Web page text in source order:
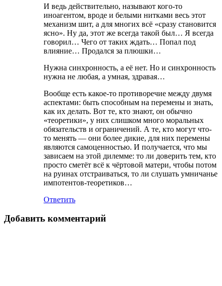
И ведь действительно, называют кого-то
иноагентом, вроде и белыми нитками весь этот
механизм шит, а для многих всё «сразу становится
ясно». Ну да, этот же всегда такой был… Я всегда
говорил… Чего от таких ждать… Попал под
влияние… Продался за плюшки…
Нужна синхронность, а её нет. Но и синхронность
нужна не любая, а умная, здравая…
Вообще есть какое-то противоречие между двумя
аспектами: быть способным на перемены и знать,
как их делать. Вот те, кто знают, он обычно
«теоретики», у них слишком много моральных
обязательств и ограничений. А те, кто могут что-
то менять — они более дикие, для них перемены
являются самоценностью. И получается, что мы
зависаем на этой дилемме: то ли доверить тем, кто
просто сметёт всё к чёртовой матери, чтобы потом
на руинах отстраиваться, то ли слушать умничанье
импотентов-теоретиков…
Ответить
Добавить комментарий